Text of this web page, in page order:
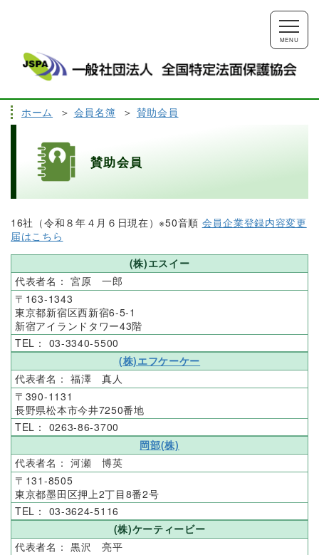
MENU
サイトマップ お問い合わせ
ホーム 会員名簿 賛助会員
賛助会員
16社（令和８年４月６日現在）※50音順 会員企業登録内容変更
届はこちら
(株)エスイー
宮原 一郎
163-1343
東京都新宿区西新宿6-5-1
新宿アイランドタワー43階
03-3340-5500
(株)エフケーケー
福澤 真人
390-1131
長野県松本市今井7250番地
0263-86-3700
岡部(株)
河瀬 博英
131-8505
東京都墨田区押上2丁目8番2号
03-3624-5116
(株)ケーティービー
黒沢 亮平